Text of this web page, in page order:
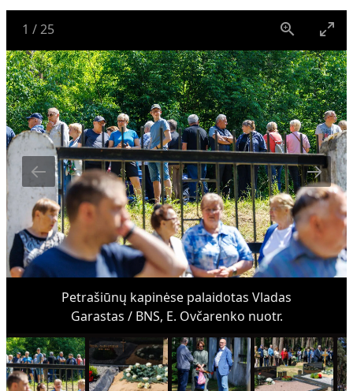
1 /25
Petrašiūnų kapinėse palaidotas Vladas
Garastas / BNS, E. Ovčarenko nuotr.